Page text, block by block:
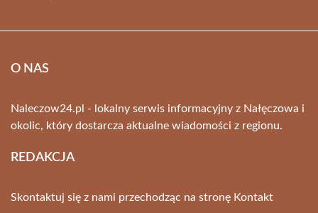
O NAS
Naleczow24.pl - lokalny serwis informacyjny z Nałęczowa i
okolic, który dostarcza aktualne wiadomości z regionu.
REDAKCJA
Skontaktuj się z nami przechodząc na stronę Kontakt